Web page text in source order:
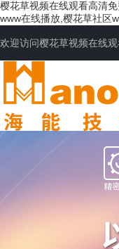
樱花草视频在线观看高清
www在线播放,樱花草社区
欢迎访问樱花草视频在线